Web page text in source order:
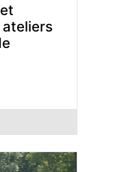
ateliers